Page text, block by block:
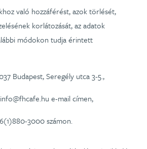
való hozzáférést, azok törlését,
korlátozását, az adatok
módokon tudja érintett
Budapest, Seregély utca 3-5.,
e-mail címen,
3000 számon.